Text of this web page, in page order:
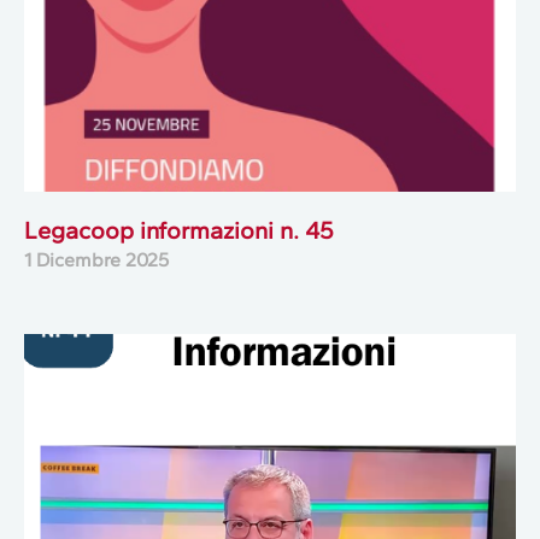
Legacoop informazioni n. 45
1 Dicembre 2025